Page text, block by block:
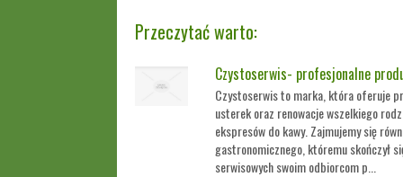
Przeczytać warto:
Czystoserwis- profesjonalne
Czystoserwis to marka, która oferuje
usterek oraz renowacje wszelkiego
ekspresów do kawy. Zajmujemy się
gastronomicznego, któremu skończył
serwisowych swoim odbiorcom p...